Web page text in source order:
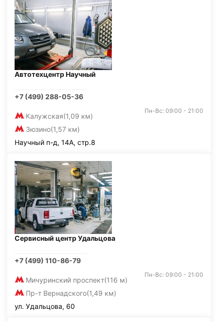
Автотехцентр Научный
+7 (499) 288-05-36
Калужская(1,09 км)
Зюзино(1,57 км)
Пн-Вс: 09:00 - 21:00
Научный п-д, 14А, стр.8
Сервисный центр Удальцова
+7 (499) 110-86-79
Мичуринский проспект(116 м)
Пр-т Вернадского(1,49 км)
Пн-Вс: 09:00 - 21:00
ул. Удальцова, 60